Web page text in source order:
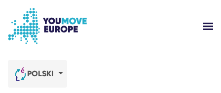
POLSKI